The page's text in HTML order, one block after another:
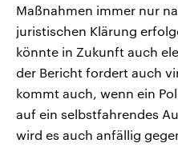
Maßnahmen immer nur
juristischen Klärung
könnte in Zukunft auch
der Bericht fordert auch
kommt auch, wenn ein
auf ein selbstfahrendes
wird es auch anfällig